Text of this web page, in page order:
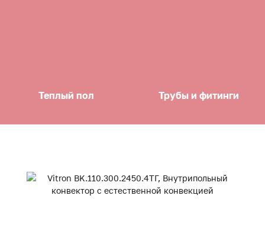
Теплый пол Трубы и фитинги